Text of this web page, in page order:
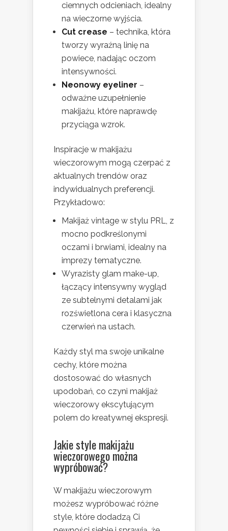
ciemnych odcieniach, idealny
na wieczorne wyjścia.
Cut crease – technika, która
tworzy wyraźną linię na
powiece, nadając oczom
intensywności.
Neonowy eyeliner –
odważne uzupełnienie
makijażu, które naprawdę
przyciąga wzrok.
Inspiracje w makijażu
wieczorowym mogą czerpać z
aktualnych trendów oraz
indywidualnych preferencji.
Przykładowo:
Makijaż vintage w stylu PRL, z
mocno podkreślonymi
oczami i brwiami, idealny na
imprezy tematyczne.
Wyrazisty glam make-up,
łączący intensywny wygląd
ze subtelnymi detalami jak
rozświetlona cera i klasyczna
czerwień na ustach.
Każdy styl ma swoje unikalne
cechy, które można
dostosować do własnych
upodobań, co czyni makijaż
wieczorowy ekscytującym
polem do kreatywnej ekspresji.
Jakie style makijażu
wieczorowego można
wypróbować?
W makijażu wieczorowym
możesz wypróbować różne
style, które dodadzą Ci